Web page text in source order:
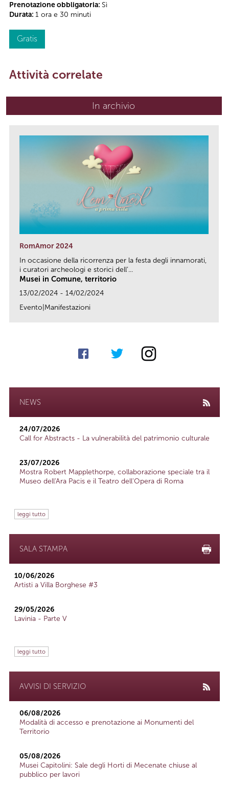
Prenotazione obbligatoria: Sì
Durata: 1 ora e 30 minuti
Gratis
Attività correlate
In archivio
RomAmor 2024
In occasione della ricorrenza per la festa degli innamorati,
i curatori archeologi e storici dell’...
Musei in Comune, territorio
13/02/2024 - 14/02/2024
Evento|Manifestazioni
NEWS
24/07/2026
Call for Abstracts - La vulnerabilità del patrimonio culturale
23/07/2026
Mostra Robert Mapplethorpe, collaborazione speciale tra il
Museo dell'Ara Pacis e il Teatro dell'Opera di Roma
leggi tutto
SALA STAMPA
10/06/2026
Artisti a Villa Borghese #3
29/05/2026
Lavinia - Parte V
leggi tutto
AVVISI DI SERVIZIO
06/08/2026
Modalità di accesso e prenotazione ai Monumenti del
Territorio
05/08/2026
Musei Capitolini: Sale degli Horti di Mecenate chiuse al
pubblico per lavori